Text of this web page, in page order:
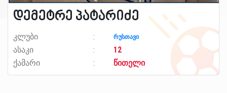
დემეტრე პატარიძე
კლუბი რუსთავი
ასაკი
12
ქამარი
წითელი